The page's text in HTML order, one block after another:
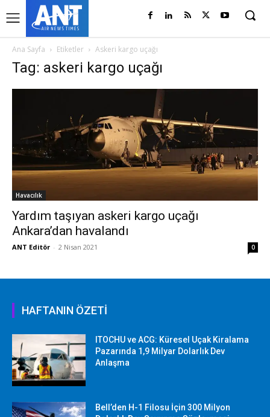
Ana Sayfa Etiketler Askeri kargo uçağı
Tag: askeri kargo uçağı
Havacılık
Yardım taşıyan askeri kargo uçağı
Ankara’dan havalandı
ANT Editör - 2 Nisan 2021 0
HAFTANIN ÖZETİ
ITOCHU ve ACG: Küresel Uçak Kiralama
Pazarında 1,9 Milyar Dolarlık Dev
Anlaşma
Bell’den H-1 Filosu İçin 300 Milyon